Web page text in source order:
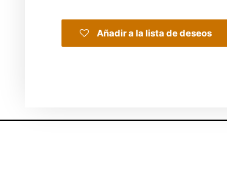
Añadir a la lista de deseos